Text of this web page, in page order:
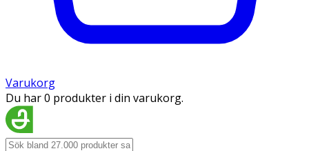
Varukorg
Du har 0 produkter i din varukorg.